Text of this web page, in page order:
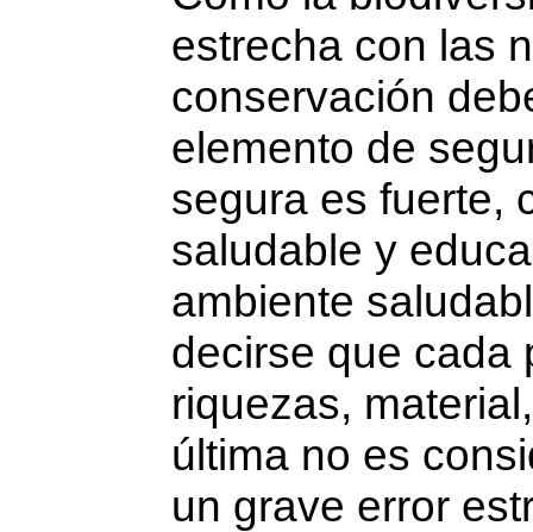
estrecha con las
conservación
elemento de
segura es fuerte,
saludable y
ambiente
decirse que cada
riquezas,
última no es
un grave error